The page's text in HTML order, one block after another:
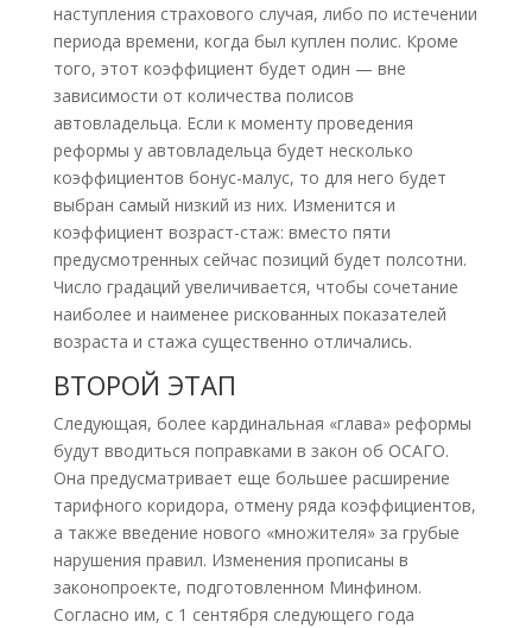
наступления страхового случая, либо по истечении
периода времени, когда был куплен полис. Кроме
того, этот коэффициент будет один — вне
зависимости от количества полисов
автовладельца. Если к моменту проведения
реформы у автовладельца будет несколько
коэффициентов бонус-малус, то для него будет
выбран самый низкий из них. Изменится и
коэффициент возраст-стаж: вместо пяти
предусмотренных сейчас позиций будет полсотни.
Число градаций увеличивается, чтобы сочетание
наиболее и наименее рискованных показателей
возраста и стажа существенно отличались.
ВТОРОЙ ЭТАП
Следующая, более кардинальная «глава» реформы
будут вводиться поправками в закон об ОСАГО.
Она предусматривает еще большее расширение
тарифного коридора, отмену ряда коэффициентов,
а также введение нового «множителя» за грубые
нарушения правил. Изменения прописаны в
законопроекте, подготовленном Минфином.
Согласно им, с 1 сентября следующего года